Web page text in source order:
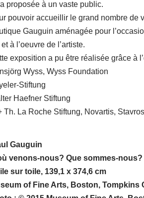
proposée à un vaste public.
pouvoir accueillir le grand nombre de
Gauguin aménagée pour
à l’oeuvre de l’artiste.
exposition a pu être réalisée grâce à
Wyss, Wyss Foundation
Stiftung
Haefner Stiftung
Th. La Roche Stiftung, Novartis,
Gauguin
venons-nous? Que sommes-
sur toile, 139,1 x 374,6 cm
of Fine Arts, Boston,